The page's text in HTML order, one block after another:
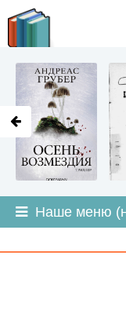
Наше меню
LITMIR.ORG